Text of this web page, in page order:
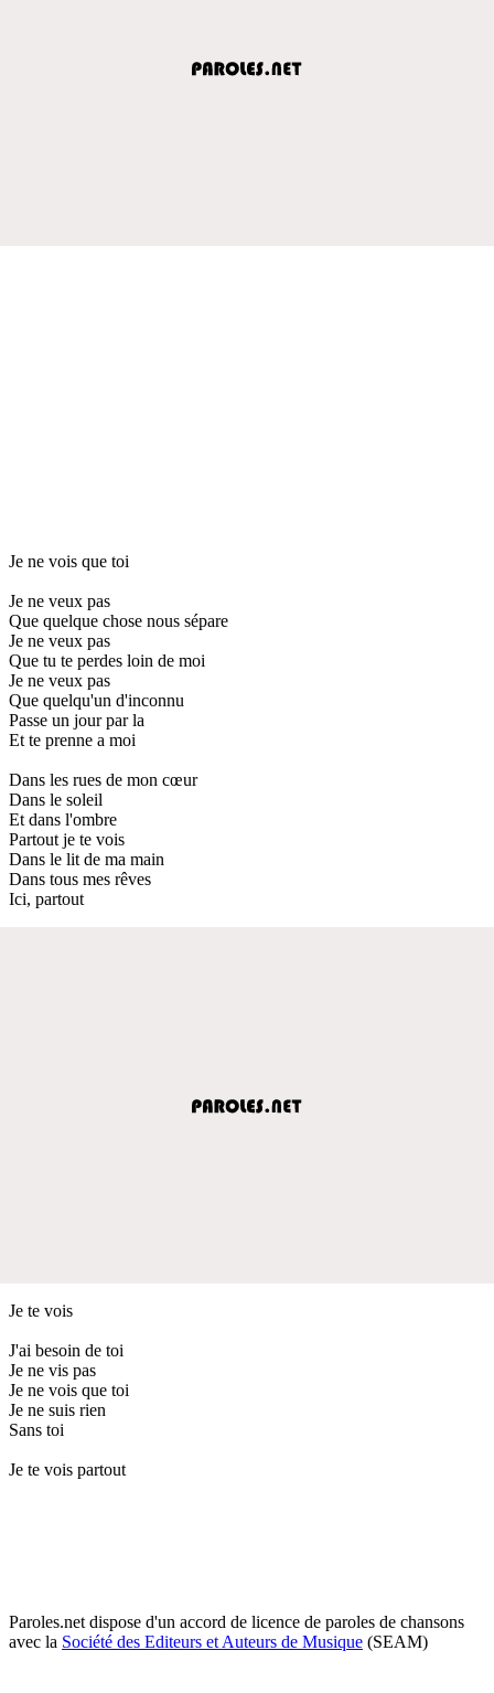
Je ne vois que toi
Je ne veux pas
Que quelque chose nous sépare
Je ne veux pas
Que tu te perdes loin de moi
Je ne veux pas
Que quelqu'un d'inconnu
Passe un jour par la
Et te prenne a moi
Dans les rues de mon cœur
Dans le soleil
Et dans l'ombre
Partout je te vois
Dans le lit de ma main
Dans tous mes rêves
Ici, partout
Je te vois
J'ai besoin de toi
Je ne vis pas
Je ne vois que toi
Je ne suis rien
Sans toi
Je te vois partout
Paroles.net dispose d'un accord de licence de paroles de chansons
avec la Société des Editeurs et Auteurs de Musique (SEAM)